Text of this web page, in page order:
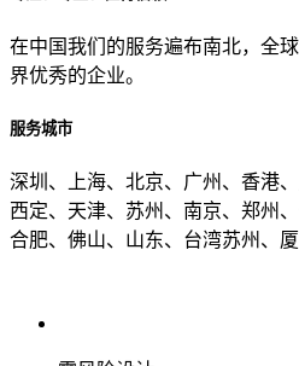
在中国我们的服务遍布南北，全
界优秀的企业。
服务城市
深圳、上海、北京、广州、香港
西定、天津、苏州、南京、郑州
合肥、佛山、山东、台湾苏州、